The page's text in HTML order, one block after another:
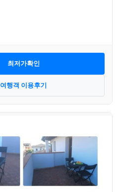
최저가확인
여행객 이용후기